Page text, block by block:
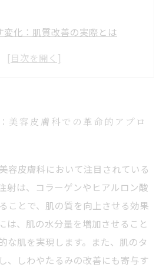
変化：肌質改善の実際とは
：肌育注射で得た美肌効果
美容皮膚科での革命的アプロ
容皮膚科において注目されている
射は、コラーゲンやヒアルロン酸
ことで、肌の質を向上させる効果
は、肌の水分量を増加させること
な肌を実現します。また、肌のタ
、しわやたるみの改善にも寄与す